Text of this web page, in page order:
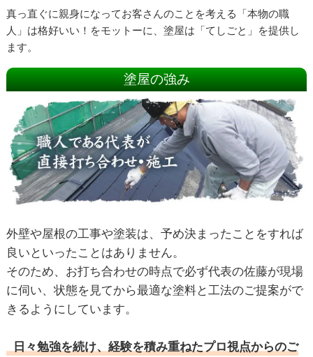
真っ直ぐに親身になってお客さんのことを考える「本物の職
人」は格好いい！をモットーに、塗屋は「てしごと」を提供し
ます。
塗屋の強み
外壁や屋根の工事や塗装は、予め決まったことをすれば
良いといったことはありません。
そのため、お打ち合わせの時点で必ず代表の佐藤が現場
に伺い、状態を見てから最適な塗料と工法のご提案がで
きるようにしています。
日々勉強を続け、経験を積み重ねたプロ視点からのご